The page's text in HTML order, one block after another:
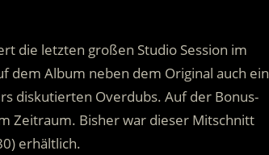
die letzten großen Studio Session im
dem Album neben dem Original auch ein
diskutierten Overdubs. Auf der Bonus-
Zeitraum. Bisher war dieser Mitschnitt
erhältlich.